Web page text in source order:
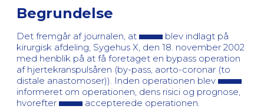
Begrundelse
Det fremgår af journalen, at
blev indlagt på
kirurgisk afdeling, Sygehus X, den 18. november 2002
med henblik på at få foretaget en bypass operation
af hjertekranspulsåren (by-pass, aorto-coronar (to
distale anastomoser)). Inden operationen blev
informeret om operationen, dens risici og prognose,
hvorefter
accepterede operationen.